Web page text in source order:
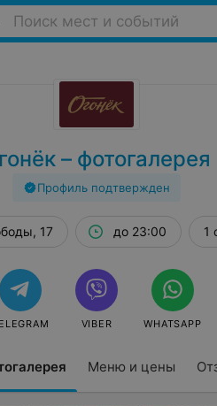
Поиск мест и событий
– фотогалерея
Профиль подтвержден
Меню и цены
17 до 23:00 1
VIBER WHATSAPP